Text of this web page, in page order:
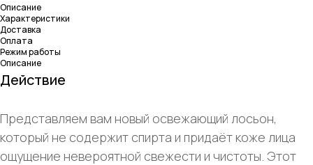
Описание
Характеристики
Доставка
Оплата
Режим работы
Описание
Действие
Представляем вам новый освежающий лосьон,
который не содержит спирта и придаёт коже лица
ощущение невероятной свежести и чистоты. Этот